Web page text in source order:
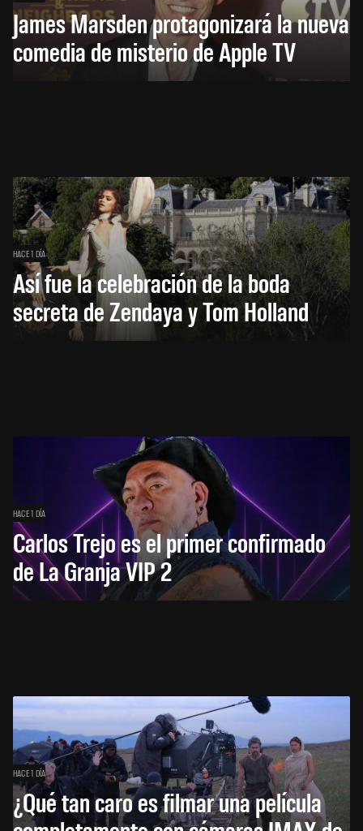
James Marsden protagonizará la nueva
comedia de misterio de Apple TV
HACE 1 DÍA
Así fue la celebración de la boda
secreta de Zendaya y Tom Holland
HACE 1 DÍA
Carlos Trejo es el primer confirmado
de La Granja VIP 2
HACE 1 DÍA
¿Qué tan caro es filmar una película